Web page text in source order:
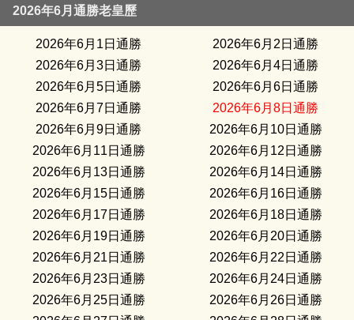
2026年6月通勝老皇歷
2026年6月1日通勝
2026年6月2日通勝
2026年6月3日通勝
2026年6月4日通勝
2026年6月5日通勝
2026年6月6日通勝
2026年6月7日通勝
2026年6月8日通勝
2026年6月9日通勝
2026年6月10日通勝
2026年6月11日通勝
2026年6月12日通勝
2026年6月13日通勝
2026年6月14日通勝
2026年6月15日通勝
2026年6月16日通勝
2026年6月17日通勝
2026年6月18日通勝
2026年6月19日通勝
2026年6月20日通勝
2026年6月21日通勝
2026年6月22日通勝
2026年6月23日通勝
2026年6月24日通勝
2026年6月25日通勝
2026年6月26日通勝